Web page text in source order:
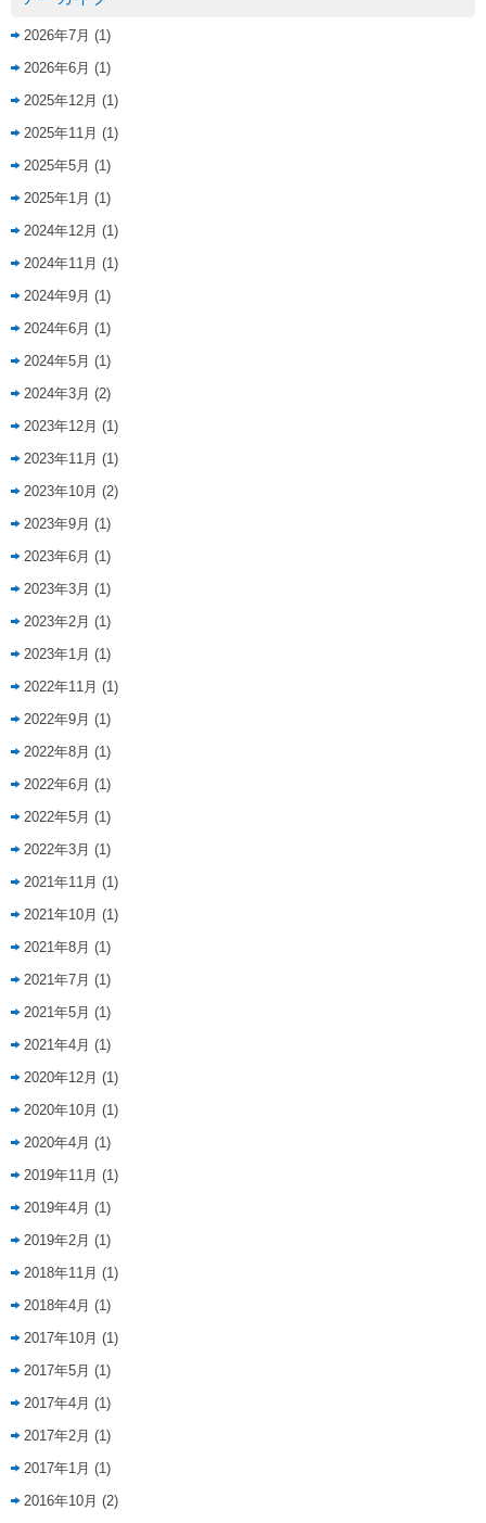
2026年7月 (1)
2026年6月 (1)
2025年12月 (1)
2025年11月 (1)
2025年5月 (1)
2025年1月 (1)
2024年12月 (1)
2024年11月 (1)
2024年9月 (1)
2024年6月 (1)
2024年5月 (1)
2024年3月 (2)
2023年12月 (1)
2023年11月 (1)
2023年10月 (2)
2023年9月 (1)
2023年6月 (1)
2023年3月 (1)
2023年2月 (1)
2023年1月 (1)
2022年11月 (1)
2022年9月 (1)
2022年8月 (1)
2022年6月 (1)
2022年5月 (1)
2022年3月 (1)
2021年11月 (1)
2021年10月 (1)
2021年8月 (1)
2021年7月 (1)
2021年5月 (1)
2021年4月 (1)
2020年12月 (1)
2020年10月 (1)
2020年4月 (1)
2019年11月 (1)
2019年4月 (1)
2019年2月 (1)
2018年11月 (1)
2018年4月 (1)
2017年10月 (1)
2017年5月 (1)
2017年4月 (1)
2017年2月 (1)
2017年1月 (1)
2016年10月 (2)